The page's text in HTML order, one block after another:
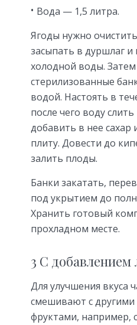
Вода — 1,5 литра.
Ягоды нужно
засыпать в дуршлаг
холодной воды.
стерилизованные
водой. Настоять в
после чего воду
добавить в нее сахар
плиту. Довести до
залить плоды.
Банки закатать,
под укрытием до
Хранить готовый
прохладном месте.
3 С добавлением
Для улучшения вкуса
смешивают с другими
фруктами, например,